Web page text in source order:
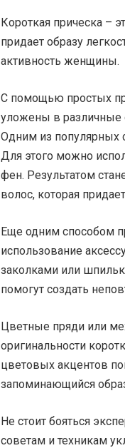
Короткая прическа –
придает образу
активность женщины.
С помощью простых
уложены в различные
Одним из популярных
Для этого можно
фен. Результатом
волос, которая
Еще одним способом
использование
заколками или
помогут создать
Цветные пряди или
оригинальности
цветовых акцентов
запоминающийся
Не стоит бояться
советам и техникам